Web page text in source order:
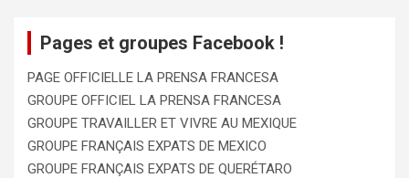
Pages et groupes Facebook !
PAGE OFFICIELLE LA PRENSA FRANCESA
GROUPE OFFICIEL LA PRENSA FRANCESA
GROUPE TRAVAILLER ET VIVRE AU MEXIQUE
GROUPE FRANÇAIS EXPATS DE MEXICO
GROUPE FRANÇAIS EXPATS DE QUERÉTARO